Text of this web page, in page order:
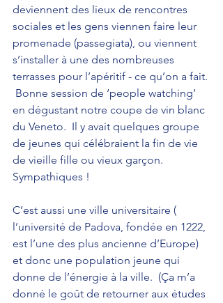
deviennent des lieux de rencontres
sociales et les gens viennen faire leur
promenade (passegiata), ou viennent
s’installer à une des nombreuses
terrasses pour l’apéritif - ce qu’on a fait.
Bonne session de ‘people watching’
en dégustant notre coupe de vin blanc
du Veneto.  Il y avait quelques groupe
de jeunes qui célébraient la fin de vie
de vieille fille ou vieux garçon.
Sympathiques !
C’est aussi une ville universitaire (
l’université de Padova, fondée en 1222,
est l’une des plus ancienne d’Europe)
et donc une population jeune qui
donne de l’énergie à la ville.  (Ça m’a
donné le goût de retourner aux études